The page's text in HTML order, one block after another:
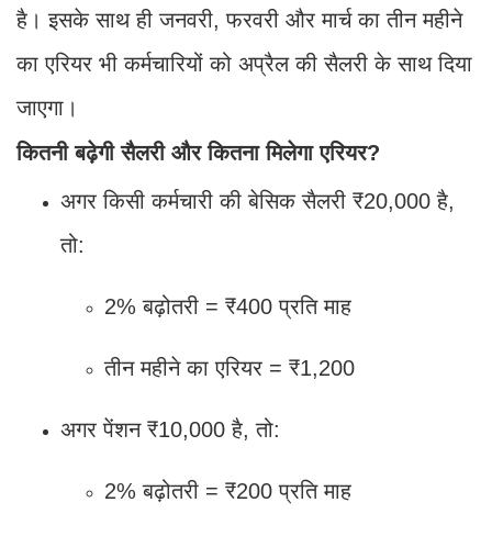
है। इसके साथ ही जनवरी, फरवरी और मार्च का तीन महीने
का एरियर भी कर्मचारियों को अप्रैल की सैलरी के साथ दिया
जाएगा।
कितनी बढ़ेगी सैलरी और कितना मिलेगा एरियर?
अगर किसी कर्मचारी की बेसिक सैलरी ₹20,000 है,
तो:
2% बढ़ोतरी = ₹400 प्रति माह
तीन महीने का एरियर = ₹1,200
अगर पेंशन ₹10,000 है, तो:
2% बढ़ोतरी = ₹200 प्रति माह